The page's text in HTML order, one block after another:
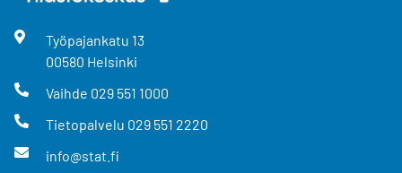
Työpajankatu 13
00580 Helsinki
Vaihde 029 551 1000
Tietopalvelu 029 551 2220
info@stat.fi